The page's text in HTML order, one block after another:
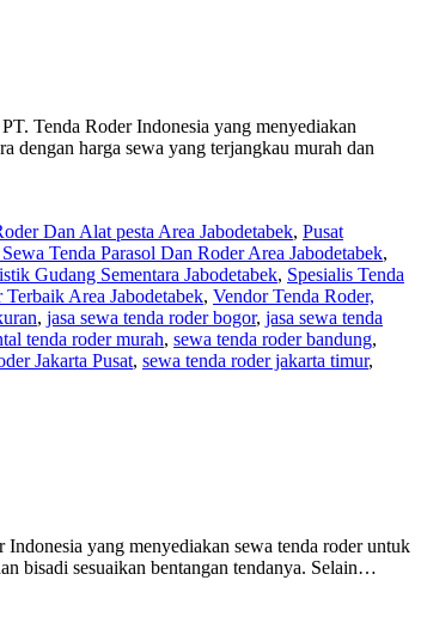
Tenda Roder Indonesia yang menyediakan
dengan harga sewa yang terjangkau murah dan
Dan Alat pesta Area Jabodetabek, Pusat
Tenda Parasol Dan Roder Area Jabodetabek,
Gudang Sementara Jabodetabek, Spesialis Tenda
Area Jabodetabek, Vendor Tenda Roder,
, jasa sewa tenda roder bogor, jasa sewa tenda
tenda roder murah, sewa tenda roder bandung,
Jakarta Pusat, sewa tenda roder jakarta timur,
yang menyediakan sewa tenda roder untuk
bisadi sesuaikan bentangan tendanya. Selain…